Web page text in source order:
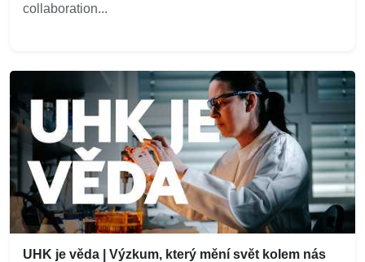
collaboration...
UHK je věda | Výzkum, který mění svět kolem nás